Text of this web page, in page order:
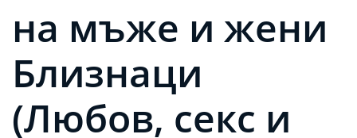
на мъже и жени
Близнаци
(Любов, секс и